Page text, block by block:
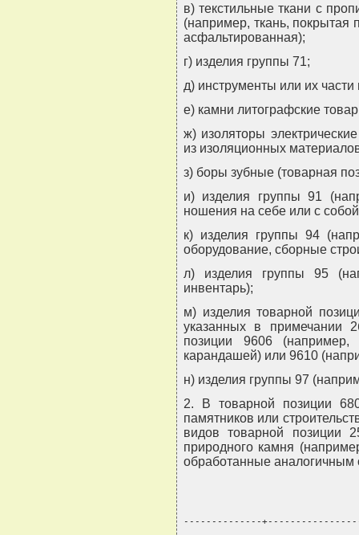
в) текстильные ткани с
(например, ткань,
асфальтированная);
г) изделия группы 71;
д) инструменты или их части
е) камни литографские
ж) изоляторы
из изоляционных
з) боры зубные (товарная
и) изделия группы 91
ношения на себе или с
к) изделия группы 94
оборудование, сборные
л) изделия группы 95
инвентарь);
м) изделия товарной
указанных в примечании
позиции 9606
карандашей) или 9610
н) изделия группы 97
2. В товарной позиции
памятников или
видов товарной позиции
природного камня
обработанные аналогичным
--------------